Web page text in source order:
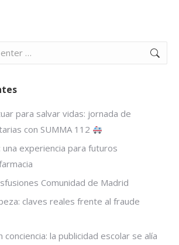
para salvar vidas: jornada de
con SUMMA 112
una experiencia para futuros
Comunidad de Madrid
claves reales frente al fraude
conciencia: la publicidad escolar se alía